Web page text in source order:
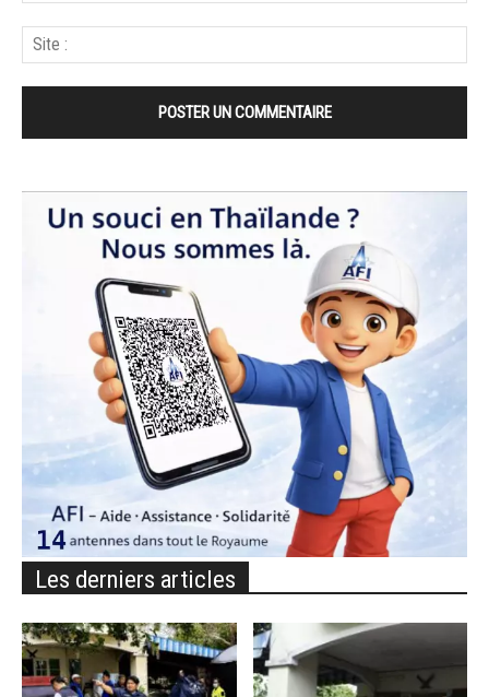
Les derniers articles